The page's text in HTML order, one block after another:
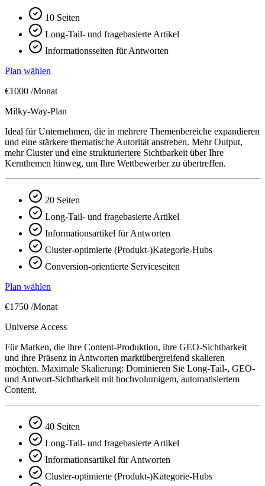
10 Seiten
Long-Tail- und fragebasierte Artikel
Informationsseiten für Antworten
Plan wählen
€1000 /Monat
Milky-Way-Plan
Ideal für Unternehmen, die in mehrere Themenbereiche expandieren
und eine stärkere thematische Autorität anstreben. Mehr Output,
mehr Cluster und eine strukturiertere Sichtbarkeit über Ihre
Kernthemen hinweg, um Ihre Wettbewerber zu übertreffen.
20 Seiten
Long-Tail- und fragebasierte Artikel
Informationsartikel für Antworten
Cluster-optimierte (Produkt-)Kategorie-Hubs
Conversion-orientierte Serviceseiten
Plan wählen
€1750 /Monat
Universe Access
Für Marken, die ihre Content-Produktion, ihre GEO-Sichtbarkeit
und ihre Präsenz in Antworten marktübergreifend skalieren
möchten. Maximale Skalierung: Dominieren Sie Long-Tail-, GEO-
und Antwort-Sichtbarkeit mit hochvolumigem, automatisiertem
Content.
40 Seiten
Long-Tail- und fragebasierte Artikel
Informationsartikel für Antworten
Cluster-optimierte (Produkt-)Kategorie-Hubs